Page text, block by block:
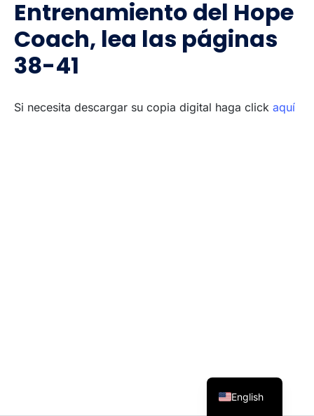
Entrenamiento del Hope
Coach, lea las páginas
38-41
Si necesita descargar su copia digital haga click aquí
English